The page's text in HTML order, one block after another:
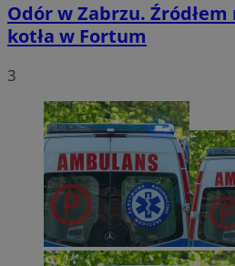
Odór w Zabrzu.
kotła w Fortum
3